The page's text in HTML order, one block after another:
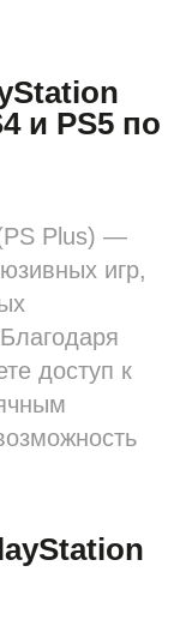
и PS5 по
Plus) —
игр,
доступ к